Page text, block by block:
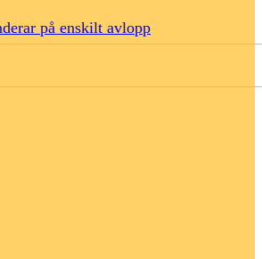
på enskilt avlopp